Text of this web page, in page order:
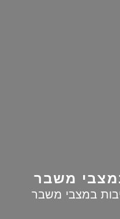
משבר
במצבי משבר